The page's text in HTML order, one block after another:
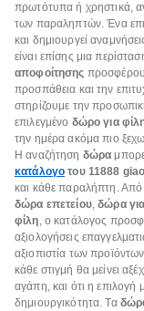
πρωτότυπα ή χρηστικά,
των παραληπτών. Ένα
και δημιουργεί
είναι επίσης μια
αποφοίτησης
προσπάθεια και την
στηρίζουμε την
επιλεγμένο δώρο για
την ημέρα ακόμα πιο
Η αναζήτηση δώρα
κατάλογο του 11888
και κάθε παραλήπτη.
δώρα επετείου,δώρα
φίλη, ο κατάλογος
αξιολογήσεις
αξιοπιστία των
κάθε στιγμή θα μείνει
αγάπη, και ότι η επιλογή
δημιουργικότητα. Τα